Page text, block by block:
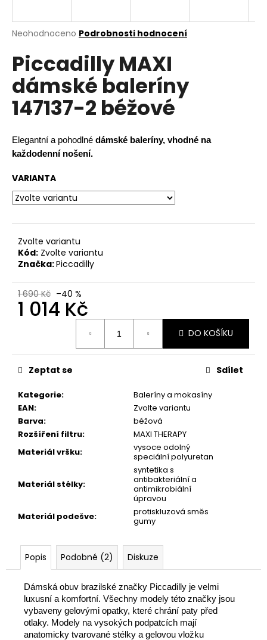
Průměrné
produktu
je
0,0
z
5
hvězdiček.
Neohodnoceno Podrobnosti hodnocení
Piccadilly MAXI
dámské baleríny
147137-2 béžové
Elegantní a pohodlné dámské baleríny, vhodné na
každodenní nošení.
VARIANTA
Zvolte variantu
Kód: Zvolte variantu
Značka:Piccadilly
1 690 Kč –40 %
1 014 Kč
DO KOŠÍKU
Kategorie:
Baleríny a mokasíny
EAN:
Zvolte variantu
Barva:
béžová
Rozšíření filtru:
MAXI THERAPY
Materiál vršku:
vysoce odolný
speciální polyuretan
Materiál stélky:
syntetika s
antibakteriální a
antimikrobiální
úpravou
Materiál podešve:
protiskluzová směs
gumy
Zeptat se Sdílet
Popis Podobné (2) Diskuze
Dámská obuv brazilské značky Piccadilly je velmi
luxusní a komfortní. Všechny modely této značky jsou
vybaveny gelovými opatky, které chrání paty před
otlaky. Modely na vysokých podpatcích mají
anatomicky tvarované stélky a gelovou vložku
j
t
?
HLEDAT
D
o
o
u
č
u
e
m
PICCADILLY
DÁMSKÉ
BALERÍNY
109018-
ČERNÉ
605
Kč